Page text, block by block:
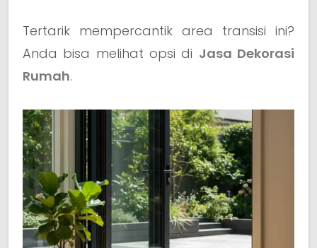
Tertarik mempercantik area transisi ini?
Anda bisa melihat opsi di Jasa Dekorasi
Rumah.